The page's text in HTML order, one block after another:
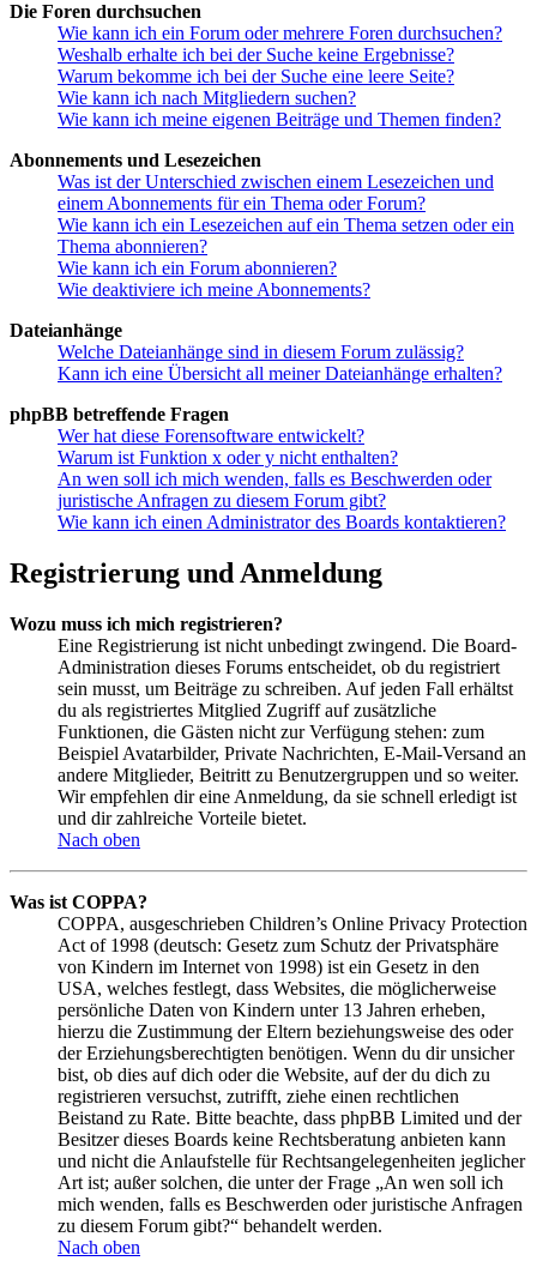
Die Foren durchsuchen
Wie kann ich ein Forum oder mehrere Foren durchsuchen?
Weshalb erhalte ich bei der Suche keine Ergebnisse?
Warum bekomme ich bei der Suche eine leere Seite?
Wie kann ich nach Mitgliedern suchen?
Wie kann ich meine eigenen Beiträge und Themen finden?
Abonnements und Lesezeichen
Was ist der Unterschied zwischen einem Lesezeichen und
einem Abonnements für ein Thema oder Forum?
Wie kann ich ein Lesezeichen auf ein Thema setzen oder ein
Thema abonnieren?
Wie kann ich ein Forum abonnieren?
Wie deaktiviere ich meine Abonnements?
Dateianhänge
Welche Dateianhänge sind in diesem Forum zulässig?
Kann ich eine Übersicht all meiner Dateianhänge erhalten?
phpBB betreffende Fragen
Wer hat diese Forensoftware entwickelt?
Warum ist Funktion x oder y nicht enthalten?
An wen soll ich mich wenden, falls es Beschwerden oder
juristische Anfragen zu diesem Forum gibt?
Wie kann ich einen Administrator des Boards kontaktieren?
Registrierung und Anmeldung
Wozu muss ich mich registrieren?
Eine Registrierung ist nicht unbedingt zwingend. Die Board-
Administration dieses Forums entscheidet, ob du registriert
sein musst, um Beiträge zu schreiben. Auf jeden Fall erhältst
du als registriertes Mitglied Zugriff auf zusätzliche
Funktionen, die Gästen nicht zur Verfügung stehen: zum
Beispiel Avatarbilder, Private Nachrichten, E-Mail-Versand an
andere Mitglieder, Beitritt zu Benutzergruppen und so weiter.
Wir empfehlen dir eine Anmeldung, da sie schnell erledigt ist
und dir zahlreiche Vorteile bietet.
Nach oben
Was ist COPPA?
COPPA, ausgeschrieben Children’s Online Privacy Protection
Act of 1998 (deutsch: Gesetz zum Schutz der Privatsphäre
von Kindern im Internet von 1998) ist ein Gesetz in den
USA, welches festlegt, dass Websites, die möglicherweise
persönliche Daten von Kindern unter 13 Jahren erheben,
hierzu die Zustimmung der Eltern beziehungsweise des oder
der Erziehungsberechtigten benötigen. Wenn du dir unsicher
bist, ob dies auf dich oder die Website, auf der du dich zu
registrieren versuchst, zutrifft, ziehe einen rechtlichen
Beistand zu Rate. Bitte beachte, dass phpBB Limited und der
Besitzer dieses Boards keine Rechtsberatung anbieten kann
und nicht die Anlaufstelle für Rechtsangelegenheiten jeglicher
Art ist; außer solchen, die unter der Frage „An wen soll ich
mich wenden, falls es Beschwerden oder juristische Anfragen
zu diesem Forum gibt?“ behandelt werden.
Nach oben